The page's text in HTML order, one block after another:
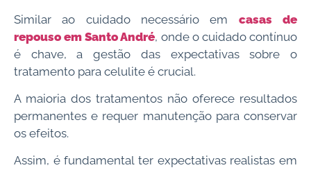
Similar ao cuidado necessário em casas de
repouso em Santo André, onde o cuidado contínuo
é chave, a gestão das expectativas sobre o
tratamento para celulite é crucial.
A maioria dos tratamentos não oferece resultados
permanentes e requer manutenção para conservar
os efeitos.
Assim, é fundamental ter expectativas realistas em